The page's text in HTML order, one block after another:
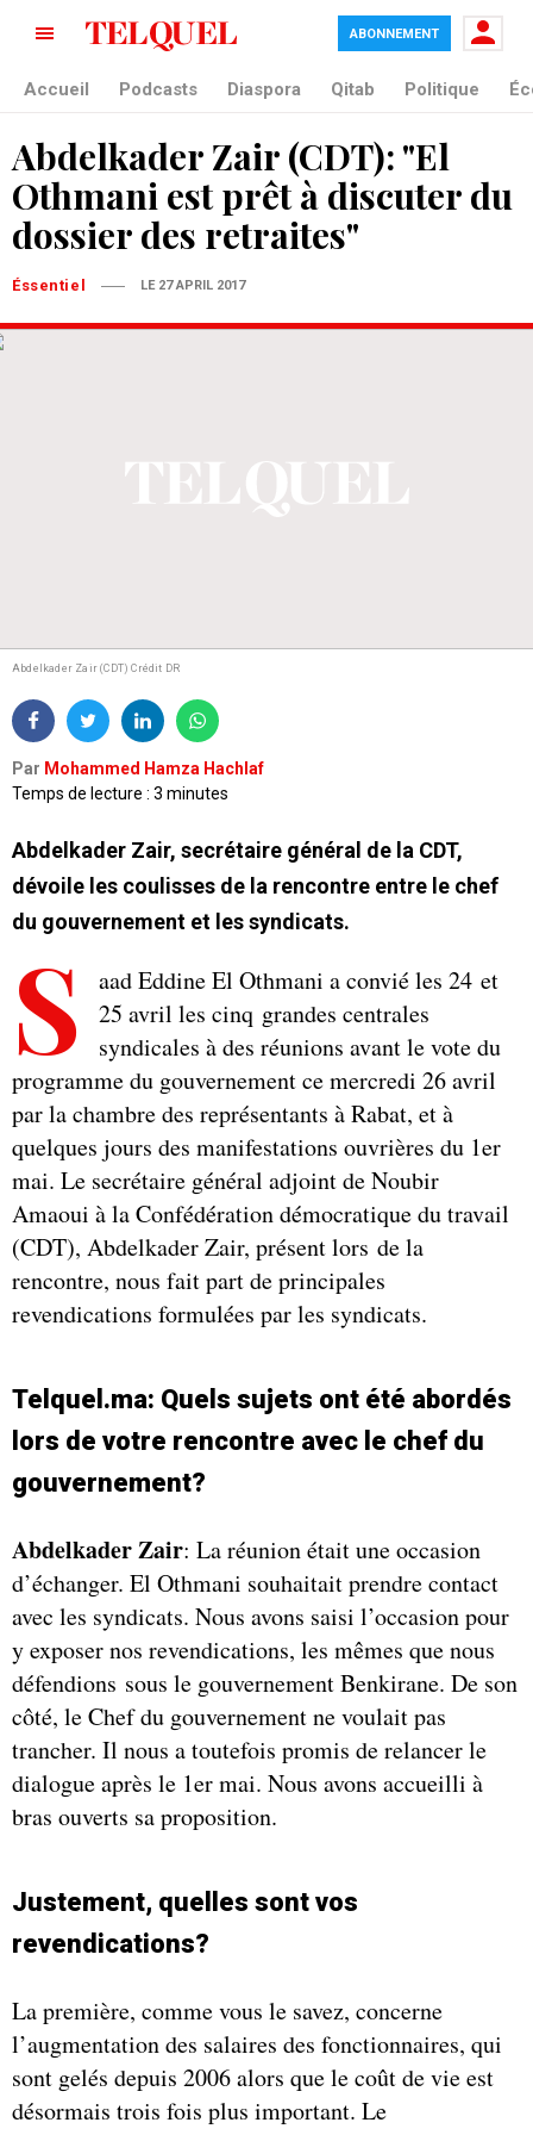
ABONNEMENT
Accueil Podcasts Diaspora Qitab Politique
Abdelkader Zair (CDT): "El
Othmani est prêt à discuter du
dossier des retraites"
Éssentiel LE 27 APRIL 2017
Abdelkader Zair (CDT) Crédit DR
Par Mohammed Hamza Hachlaf
Temps de lecture : 3 minutes
Abdelkader Zair, secrétaire général de la CDT,
dévoile les coulisses de la rencontre entre le chef
du gouvernement et les syndicats.
S
aad Eddine El Othmani a convié les 24 et
25 avril les cinq grandes centrales
syndicales à des réunions avant le vote du
programme du gouvernement ce mercredi 26 avril
par la chambre des représentants à Rabat, et à
quelques jours des manifestations ouvrières du 1er
mai. Le secrétaire général adjoint de Noubir
Amaoui à la Confédération démocratique du travail
(CDT), Abdelkader Zair, présent lors de la
rencontre, nous fait part de principales
revendications formulées par les syndicats.
Telquel.ma: Quels sujets ont été abordés
lors de votre rencontre avec le chef du
gouvernement?
Abdelkader Zair: La réunion était une occasion
d’échanger. El Othmani souhaitait prendre contact
avec les syndicats. Nous avons saisi l’occasion pour
y exposer nos revendications, les mêmes que nous
défendions sous le gouvernement Benkirane. De son
côté, le Chef du gouvernement ne voulait pas
trancher. Il nous a toutefois promis de relancer le
dialogue après le 1er mai. Nous avons accueilli à
bras ouverts sa proposition.
Justement, quelles sont vos
revendications?
La première, comme vous le savez, concerne
l’augmentation des salaires des fonctionnaires, qui
sont gelés depuis 2006 alors que le coût de vie est
désormais trois fois plus important. Le